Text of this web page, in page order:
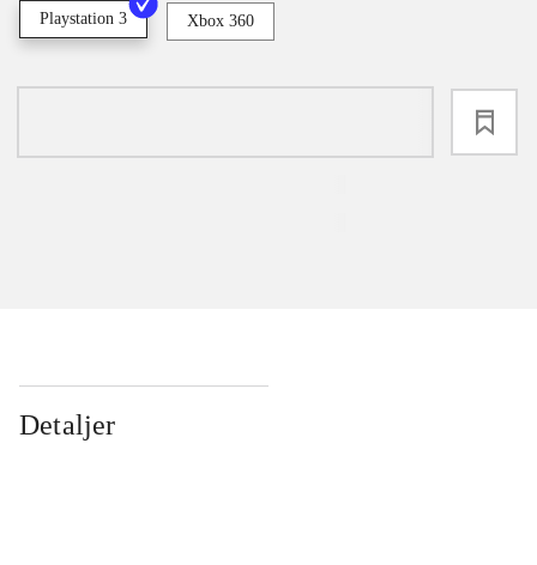
Playstation 3 Xbox 360
Detaljer